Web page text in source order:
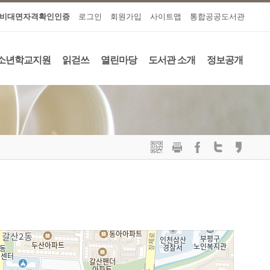
비대면자격확인인증 로그인 회원가입 사이트맵 통합공공도서관
년학교지원 읽걷쓰 열린마당 도서관 소개 정보공개